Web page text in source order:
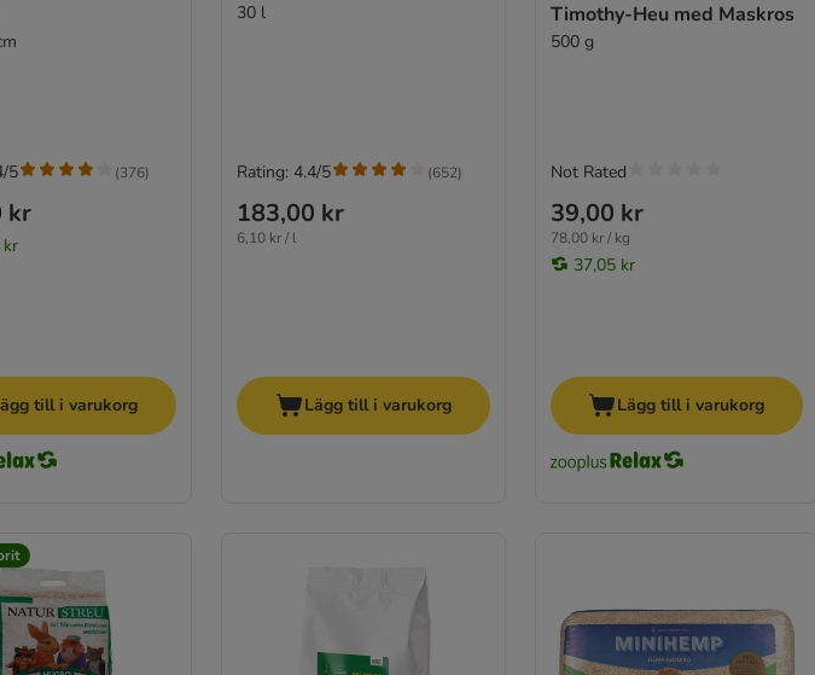
kr
5 (376)
till i varukorg
30 l
183,00 kr
6,10 kr / l
Rating: 4.4/5 (652)
Lägg till i varukorg
Timothy-Heu med Maskros
500 g
39,00 kr
78,00 kr / kg
37,05 kr
Not Rated
Lägg till i varukorg